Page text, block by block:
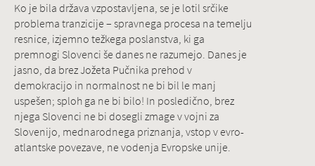
Ko je bila država vzpostavljena, se je lotil srčike
problema tranzicije – spravnega procesa na temelju
resnice, izjemno težkega poslanstva, ki ga
premnogi Slovenci še danes ne razumejo. Danes je
jasno, da brez Jožeta Pučnika prehod v
demokracijo in normalnost ne bi bil le manj
uspešen; sploh ga ne bi bilo! In posledično, brez
njega Slovenci ne bi dosegli zmage v vojni za
Slovenijo, mednarodnega priznanja, vstop v evro-
atlantske povezave, ne vodenja Evropske unije.